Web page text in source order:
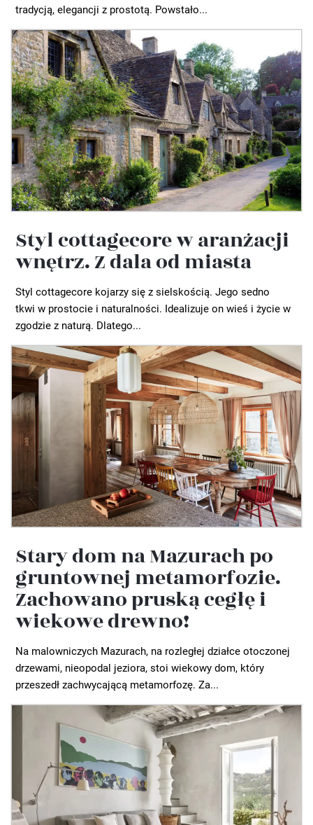
tradycją, elegancji z prostotą. Powstało...
Styl cottagecore w aranżacji
wnętrz. Z dala od miasta
Styl cottagecore kojarzy się z sielskością. Jego sedno
tkwi w prostocie i naturalności. Idealizuje on wieś i życie w
zgodzie z naturą. Dlatego...
Stary dom na Mazurach po
gruntownej metamorfozie.
Zachowano pruską cegłę i
wiekowe drewno!
Na malowniczych Mazurach, na rozległej działce otoczonej
drzewami, nieopodal jeziora, stoi wiekowy dom, który
przeszedł zachwycającą metamorfozę. Za...